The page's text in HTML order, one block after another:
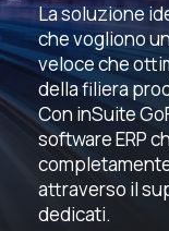
La soluzione
che vogliono
veloce che
della filiera
Con inSuite
software ERP
attraverso il
dedicati.